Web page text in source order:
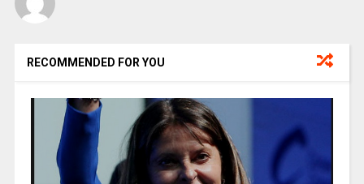
RECOMMENDED FOR YOU